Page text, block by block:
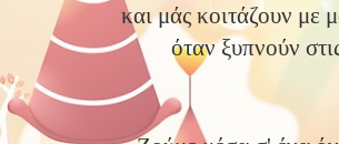
και μάς κοιτάζουν με
όταν ξυπνούν